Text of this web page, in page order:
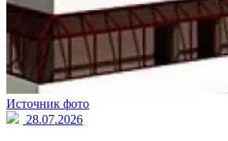
Источник фото
28.07.2026